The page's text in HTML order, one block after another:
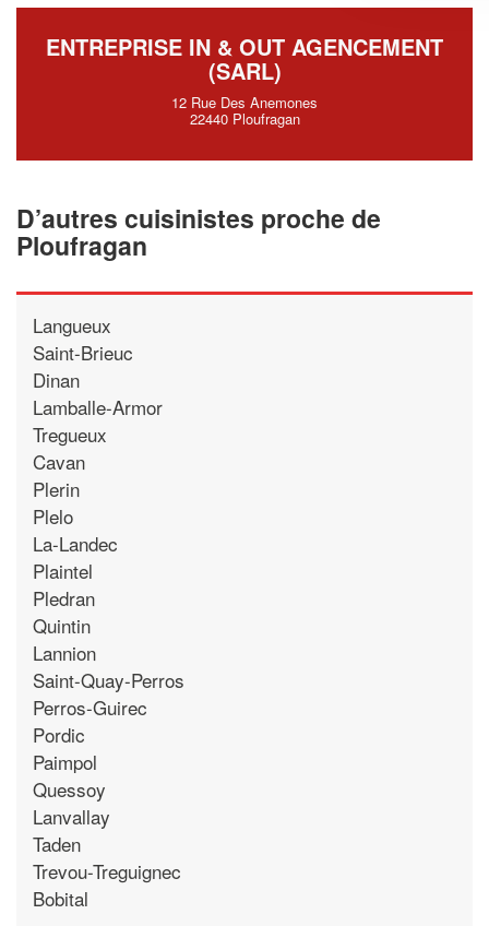
ENTREPRISE IN & OUT AGENCEMENT
(SARL)
12 Rue Des Anemones
22440 Ploufragan
D’autres cuisinistes proche de
Ploufragan
Langueux
Saint-Brieuc
Dinan
Lamballe-Armor
Tregueux
Cavan
Plerin
Plelo
La-Landec
Plaintel
Pledran
Quintin
Lannion
Saint-Quay-Perros
Perros-Guirec
Pordic
Paimpol
Quessoy
Lanvallay
Taden
Trevou-Treguignec
Bobital